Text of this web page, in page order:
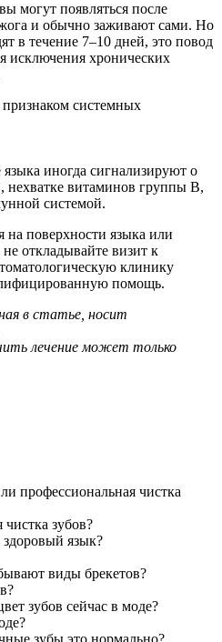
могут появляться после
и обычно заживают сами. Но
в течение 7–10 дней, это повод
исключения хронических
системных
иногда сигнализируют о
нехватке витаминов группы B,
системой.
поверхности языка или
откладывайте визит к
клинику
помощь.
в статье, носит
лечение может только
зубов?